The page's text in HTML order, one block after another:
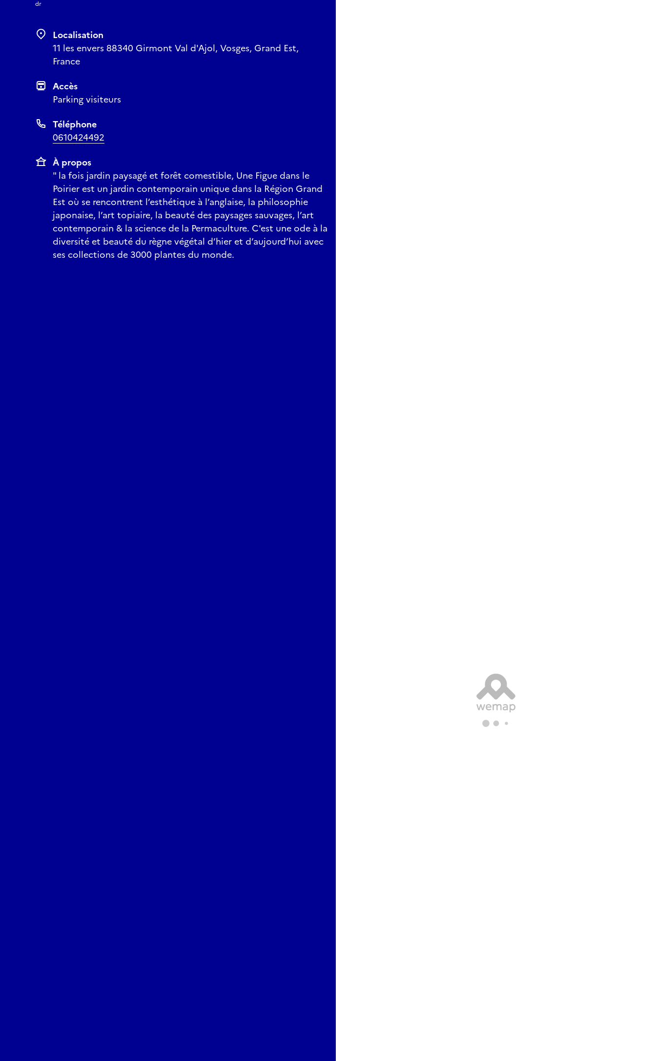
dr
Localisation
11 les envers 88340 Girmont Val d'Ajol, Vosges, Grand Est,
France
Accès
Parking visiteurs
Téléphone
0610424492
À propos
" la fois jardin paysagé et forêt comestible, Une Figue dans le
Poirier est un jardin contemporain unique dans la Région Grand
Est où se rencontrent l’esthétique à l’anglaise, la philosophie
japonaise, l’art topiaire, la beauté des paysages sauvages, l’art
contemporain & la science de la Permaculture. C'est une ode à la
diversité et beauté du règne végétal d’hier et d’aujourd’hui avec
ses collections de 3000 plantes du monde.